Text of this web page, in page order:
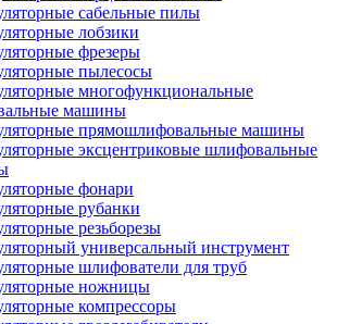
сабельные пилы
лобзики
фрезеры
пылесосы
многофункциональные
машины
прямошлифовальные машины
эксцентриковые шлифовальные
фонари
рубанки
резьборезы
универсальный инструмент
шлифователи для труб
ножницы
компрессоры